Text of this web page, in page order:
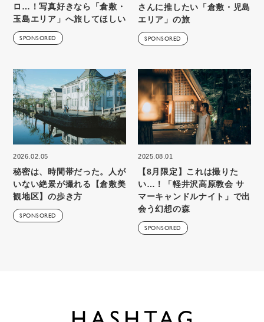
ロ…！写真好きなら「倉敷・
玉島エリア」へ旅してほしい
SPONSORED
さんに推したい「倉敷・児島
エリア」の旅
SPONSORED
2026.02.05
秘密は、時間帯だった。人が
いない絶景が撮れる【倉敷美
観地区】の歩き方
SPONSORED
2025.08.01
【8月限定】これは撮りた
い…！「軽井沢高原教会 サ
マーキャンドルナイト」で出
会う幻想の森
SPONSORED